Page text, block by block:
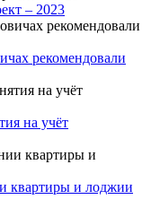
– 2023
рекомендовали
на учёт
квартиры и лоджии